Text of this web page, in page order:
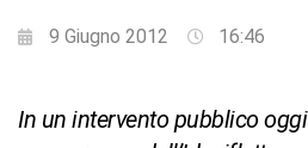
9 Giugno 2012 16:46
In un intervento pubblico